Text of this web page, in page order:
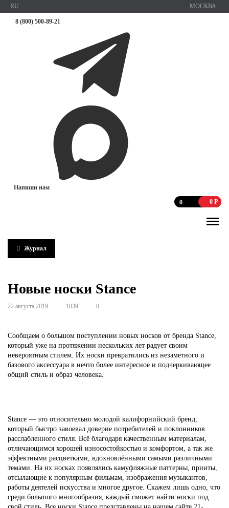
МОСКВА
RU
8 (800) 500-89-21
Напиши нам
0 0 Р
Журнал
Новые носки Stance
22 августа 2019 1839 0
Сообщаем о большом поступлении новых носков от бренда Stance,
который уже на протяжении нескольких лет радует своим
невероятным стилем. Их носки превратились из незаметного и
базового аксессуара в нечто более интересное и подчеркивающее
общий стиль и образ человека.
Stance — это относительно молодой калифорнийский бренд,
который быстро завоевал доверие потребителей и поклонников
расслабленного стиля. Всё благодаря качественным материалам,
отличающимся хорошей износостойкостью и комфортом, а так же
эффектными расцветками, вдохновлёнными самыми различными
темами. На их носках появлялись камуфляжные паттерны, принты,
отсылающие к популярным фильмам, изображения музыкантов,
работы деятелей искусства и многое другое. Скажем лишь одно, что
среди большого многообразия, каждый сможет найти носки под